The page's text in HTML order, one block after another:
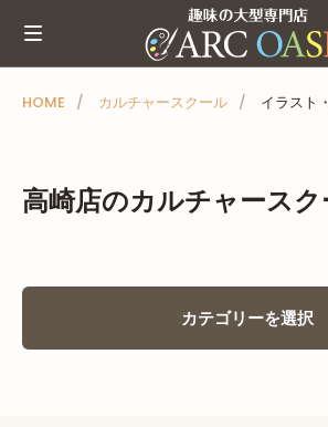
ュ
HOME カルチャースクール イラスト
高崎店のカルチャース
カテゴリーを選択